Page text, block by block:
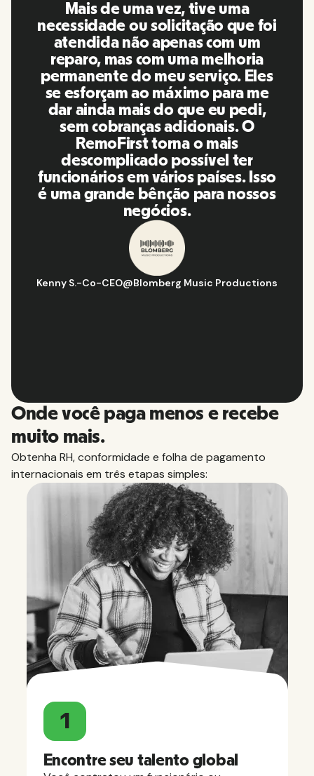
O RemoFirst é uma plataforma
incrível, tudo é extremamente
amigável e fácil de usar em
comparação com outras
ferramentas que usei no passado.
A Inna e a equipe foram pontuais e
responderam às minhas perguntas
de maneira mais do que oportuna,
além de facilitar muito a nossa
vida! Ótimas pessoas e
plataforma, eu a recomendo para
minha rede de contatos.
Hugo D.
Gerente de estratégia e operações de negócios
Onde você paga menos e recebe
muito mais.
Obtenha RH, conformidade e folha de pagamento
internacionais em três etapas simples:
1
Encontre seu talento global